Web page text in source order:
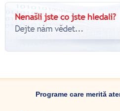
Programe care merită